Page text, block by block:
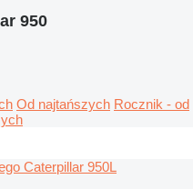
950
Od najtańszych Rocznik - od